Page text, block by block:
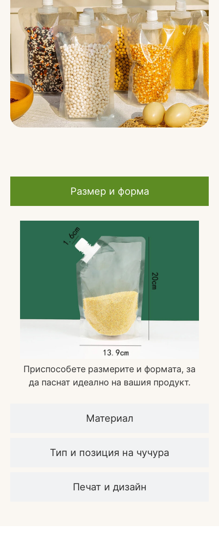
Размер и форма
Материал
Тип и позиция на чучура
Печат и дизайн
Приспособете размерите и формата, за
да паснат идеално на вашия продукт.